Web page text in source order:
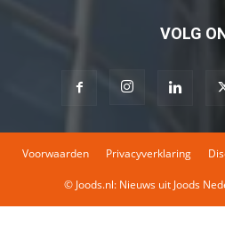
VOLG
Voorwaarden Privacyverklaring
© Joods.nl: Nieuws uit Joods